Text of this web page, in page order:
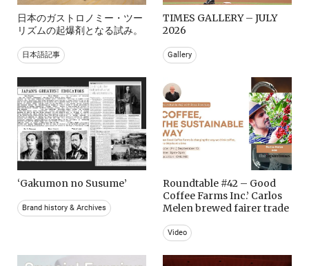
日本のガストロノミー・ツー
リズムの起爆剤となる試み。
日本語記事
TIMES GALLERY – JULY
2026
Gallery
‘Gakumon no Susume’
Brand history & Archives
Roundtable #42 – Good
Coffee Farms Inc.’ Carlos
Melen brewed fairer trade
Video